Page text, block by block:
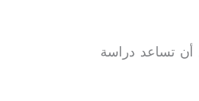
أن تساعد دراسة